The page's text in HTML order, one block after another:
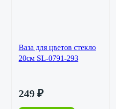
Ваза для цветов стекло
20см SL-0791-293
249 ₽